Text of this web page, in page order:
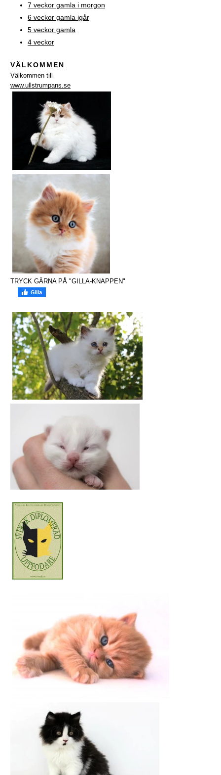
7 veckor gamla i morgon
6 veckor gamla igår
5 veckor gamla
4 veckor
VÄLKOMMEN
Välkommen till
www.ullstrumpans.se
TRYCK GÄRNA PÅ "GILLA-KNAPPEN"